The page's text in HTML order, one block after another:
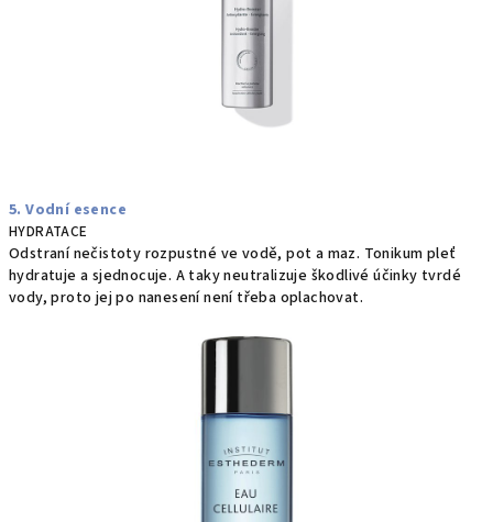
5. Vodní esence
HYDRATACE
Odstraní nečistoty rozpustné ve vodě, pot a maz. Tonikum pleť
hydratuje a sjednocuje. A taky neutralizuje škodlivé účinky tvrdé
vody, proto jej po nanesení není třeba oplachovat.